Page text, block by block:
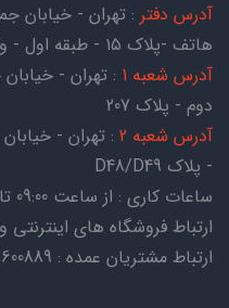
آدرس دفتر : تهران - خیابان
هاتف -پلاک ۱۵ - طبقه اول - واحد ۱
آدرس شعبه 1
: تهران -
دوم - پلاک 207
آدرس شعبه 2
: تهران -
- پلاک D48/D49
ساعات کاری : از ساعت 09:00 تا ساعت 18:00
ارتباط فروشگاه های اینترنتی و
ارتباط مشتریان عمده : 09029600889